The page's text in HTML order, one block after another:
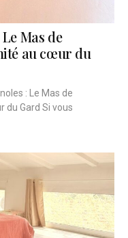
Mas de
au cœur du
: Le Mas de
du Gard Si vous